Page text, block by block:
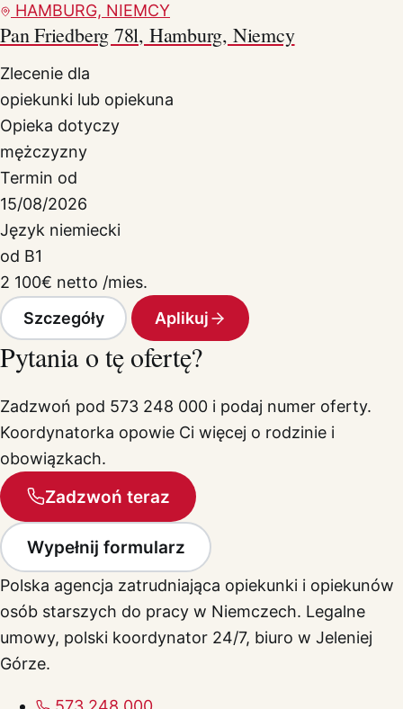
HAMBURG, NIEMCY
Pan Friedberg 78l, Hamburg, Niemcy
Zlecenie dla
opiekunki lub opiekuna
Opieka dotyczy
mężczyzny
Termin od
15/08/2026
Język niemiecki
od B1
2 100€ netto /mies.
Szczegóły
Aplikuj
Pytania o tę ofertę?
Zadzwoń pod 573 248 000 i podaj numer oferty.
Koordynatorka opowie Ci więcej o rodzinie i
obowiązkach.
Zadzwoń teraz
Wypełnij formularz
Polska agencja zatrudniająca opiekunki i opiekunów
osób starszych do pracy w Niemczech. Legalne
umowy, polski koordynator 24/7, biuro w Jeleniej
Górze.